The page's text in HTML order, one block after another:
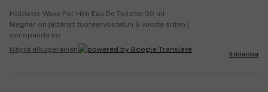
Hollister Wave For Him Eau De Toilette 30 ml
Magnar on jättänyt tuotearvostelun 6 vuotta sitten |
cocopanda.no
Näytä alkuperäinen
Ilmianna